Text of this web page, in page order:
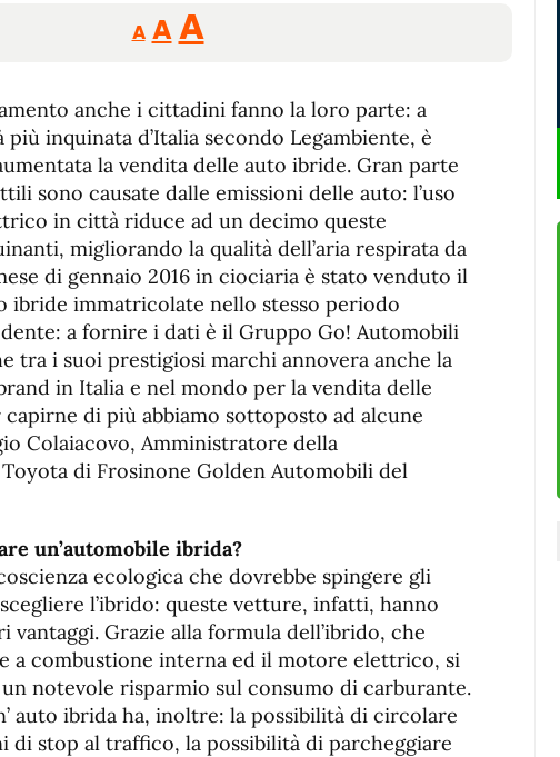
A
Reducir
tamaño
A Restablecer
tamaño
de
fuente
AAumentar
de
fuente.
anche i cittadini fanno la loro parte: a
inquinata d’Italia secondo Legambiente, è
la vendita delle auto ibride. Gran parte
sono causate dalle emissioni delle auto: l’uso
in città riduce ad un decimo queste
migliorando la qualità dell’aria respirata da
di gennaio 2016 in ciociaria è stato venduto il
ibride immatricolate nello stesso periodo
a fornire i dati è il Gruppo Go! Automobili
tra i suoi prestigiosi marchi annovera anche la
in Italia e nel mondo per la vendita delle
di più abbiamo sottoposto ad alcune
Colaiacovo, Amministratore della
di Frosinone Golden Automobili del
un’automobile ibrida?
ecologica che dovrebbe spingere gli
l’ibrido: queste vetture, infatti, hanno
vantaggi. Grazie alla formula dell’ibrido, che
a combustione interna ed il motore elettrico, si
notevole risparmio sul consumo di carburante.
auto ibrida ha, inoltre: la possibilità di circolare
di stop al traffico, la possibilità di parcheggiare